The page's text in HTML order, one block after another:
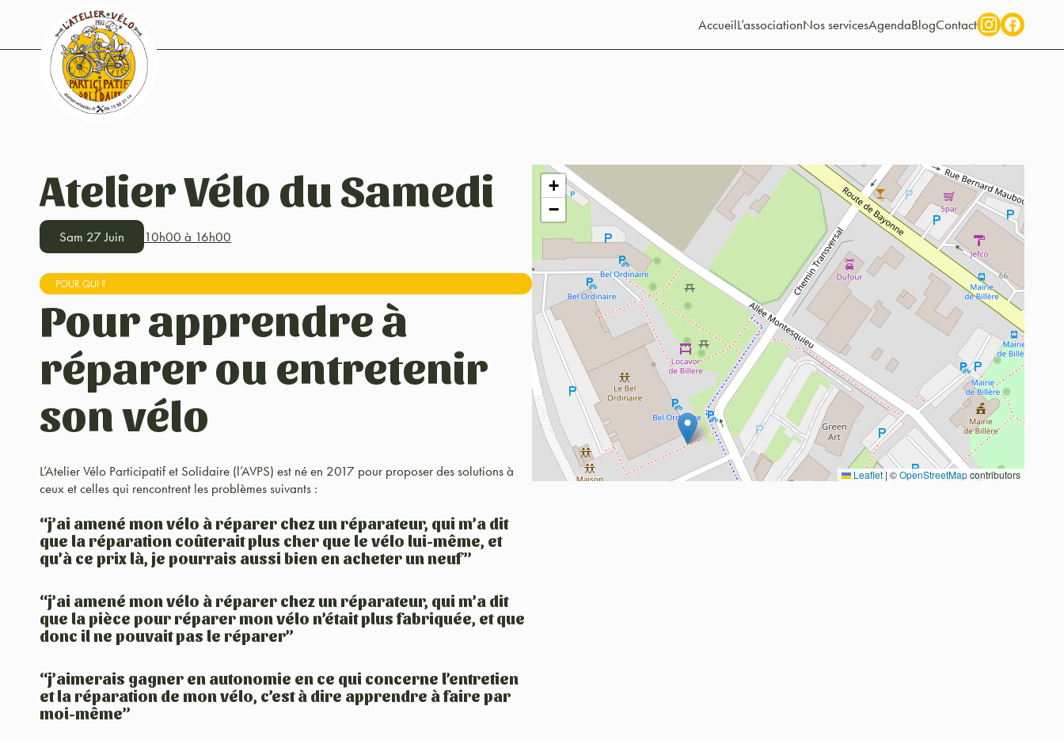
AccueilL’associationNos servicesAgendaBlogContact
Atelier Vélo du Samedi
Sam 27 Juin 10h00 à 16h00
POUR QUI ?
Pour apprendre à
réparer ou entretenir
son vélo
L’Atelier Vélo Participatif et Solidaire (l’AVPS) est né en 2017 pour proposer des solutions à
ceux et celles qui rencontrent les problèmes suivants :
“j’ai amené mon vélo à réparer chez un réparateur, qui m’a dit
que la réparation coûterait plus cher que le vélo lui-même, et
qu’à ce prix là, je pourrais aussi bien en acheter un neuf”
“j’ai amené mon vélo à réparer chez un réparateur, qui m’a dit
que la pièce pour réparer mon vélo n’était plus fabriquée, et que
donc il ne pouvait pas le réparer”
“j’aimerais gagner en autonomie en ce qui concerne l’entretien
et la réparation de mon vélo, c’est à dire apprendre à faire par
moi-même”
+
−
Leaflet | ©OpenStreetMapcontributors